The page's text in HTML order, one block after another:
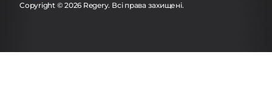
Copyright © 2026 Regery. Всі права захищені.